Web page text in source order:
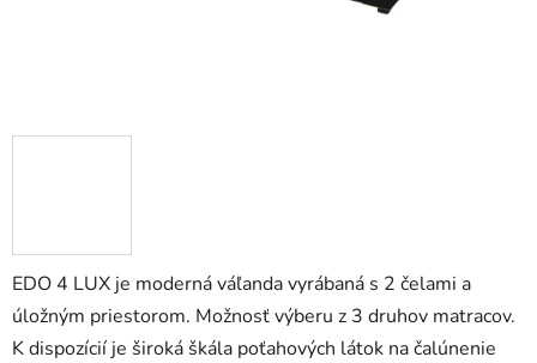
EDO 4 LUX je moderná váľanda vyrábaná s 2 čelami a
úložným priestorom. Možnosť výberu z 3 druhov matracov.
K dispozícií je široká škála poťahových látok na čalúnenie